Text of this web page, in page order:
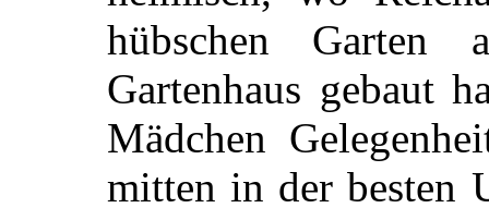
hübschen Garten
Gartenhaus gebaut
Mädchen
mitten in der besten